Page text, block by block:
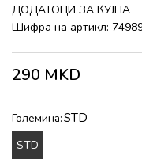
ДОДАТОЦИ ЗА КУЈНА
Шифра на артикл:
290 MKD
Големина:STD
STD